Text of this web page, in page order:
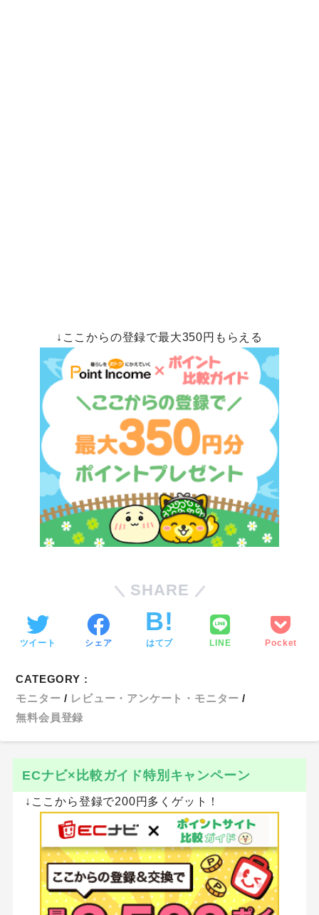
↓ここからの登録で最大350円もらえる
SHARE
ツイート シェア はてブ LINE Pocket
CATEGORY :
モニター
レビュー・アンケート・モニター
無料会員登録
ECナビ×比較ガイド特別キャンペーン
↓ここから登録で200円多くゲット！